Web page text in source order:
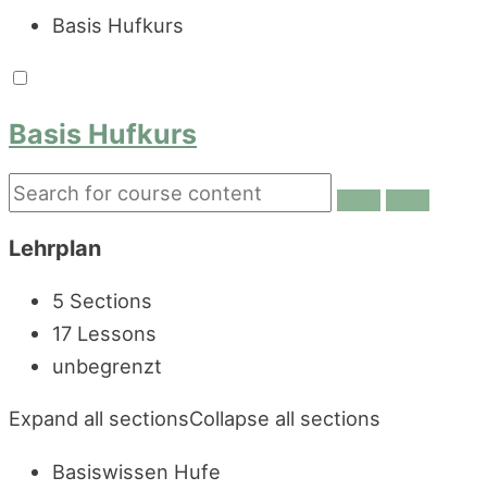
Basis Hufkurs
Basis Hufkurs
Lehrplan
5 Sections
17 Lessons
unbegrenzt
Expand all sectionsCollapse all sections
Basiswissen Hufe